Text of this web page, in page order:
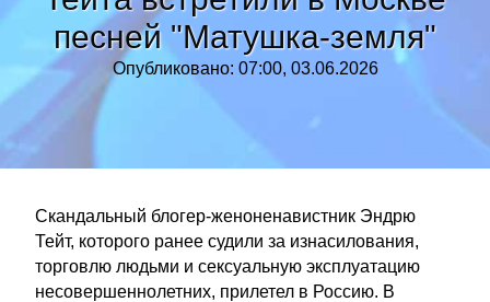
песней "Матушка-земля"
Опубликовано: 07:00, 03.06.2026
Скандальный блогер-женоненавистник Эндрю
Тейт, которого ранее судили за изнасилования,
торговлю людьми и сексуальную эксплуатацию
несовершеннолетних, прилетел в Россию. В
Правила »